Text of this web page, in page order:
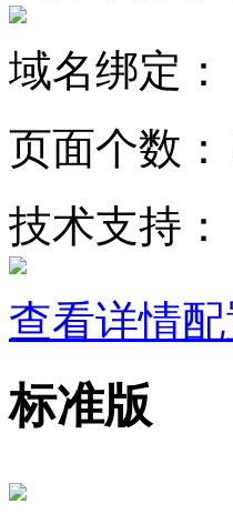
域名绑定：
页面个数：
技术支持：
查看详情
标准版